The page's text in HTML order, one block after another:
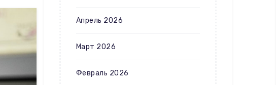
Апрель 2026
Март 2026
Февраль 2026